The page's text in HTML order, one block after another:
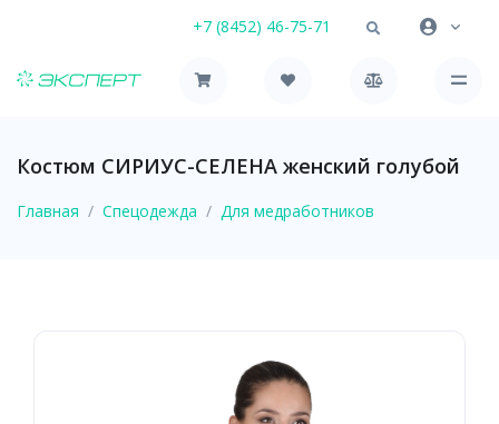
+7 (8452) 46-75-71
Костюм СИРИУС-СЕЛЕНА женский голубой
Главная Спецодежда Для медработников